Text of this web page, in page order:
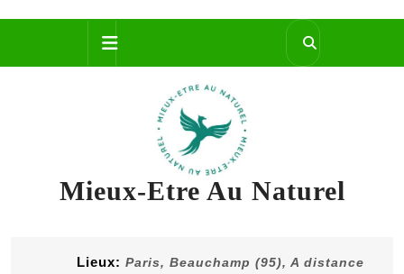
content
Open
Button
Mieux-Etre Au Naturel
Lieux: Paris, Beauchamp (95), A distance